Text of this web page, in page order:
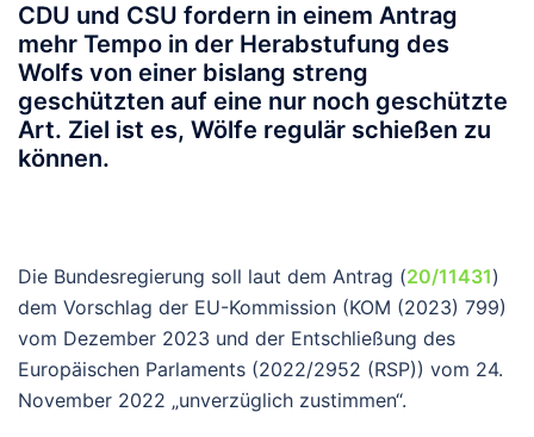
CDU und CSU fordern in einem Antrag
mehr Tempo in der Herabstufung des
Wolfs von einer bislang streng
geschützten auf eine nur noch geschützte
Art. Ziel ist es, Wölfe regulär schießen zu
können.
Die Bundesregierung soll laut dem Antrag (20/11431)
dem Vorschlag der EU-Kommission (KOM (2023) 799)
vom Dezember 2023 und der Entschließung des
Europäischen Parlaments (2022/2952 (RSP)) vom 24.
November 2022 „unverzüglich zustimmen“.